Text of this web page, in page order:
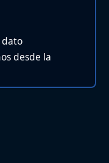
dato
desde la